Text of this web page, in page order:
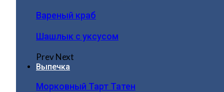
Вареный краб
Шашлык с уксусом
PrevNext
Выпечка
Морковный Тарт Татен